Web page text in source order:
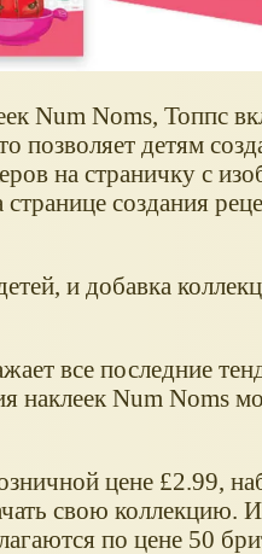
Num Noms, Топпс
детям
на страничку с
создания
и добавка
все последние
наклеек Num Noms
цене £2.99,
свою коллекцию.
по цене 50